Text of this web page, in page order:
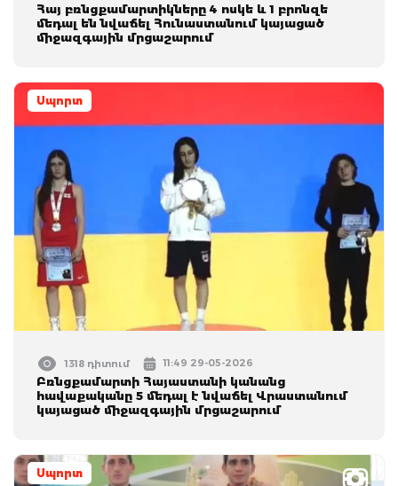
Հայ բռնցքամարտիկները 4 ոսկե և 1 բրոնզե
մեդալ են նվաճել Հունաստանում կայացած
միջազգային մրցաշարում
Սպորտ
1318 դիտում 11:49 29-05-2026
Բռնցքամարտի Հայաստանի կանանց
հավաքականը 5 մեդալ է նվաճել Վրաստանում
կայացած միջազգային մրցաշարում
Սպորտ